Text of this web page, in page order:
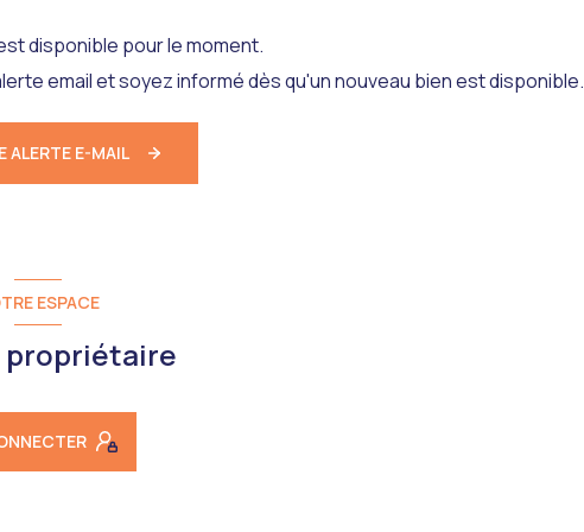
disponible pour le moment.
email et soyez informé dès qu'un nouveau bien est disponible.
ALERTE E-MAIL
ESPACE
propriétaire